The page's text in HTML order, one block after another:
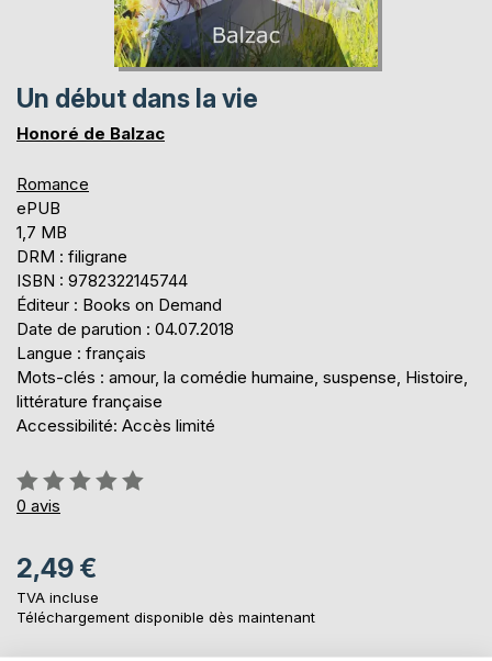
Un début dans la vie
Honoré de Balzac
Romance
ePUB
1,7 MB
DRM : filigrane
ISBN : 9782322145744
Éditeur : Books on Demand
Date de parution : 04.07.2018
Langue : français
Mots-clés : amour, la comédie humaine, suspense, Histoire,
littérature française
Accessibilité: Accès limité
Évaluation:
0%
0 avis
2,49 €
TVA incluse
Téléchargement disponible dès maintenant